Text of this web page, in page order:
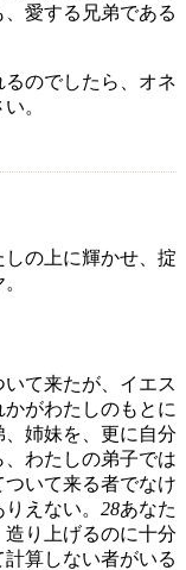
愛する兄弟である
のでしたら、オネ
。
の上に輝かせ、掟
て来たが、イエス
かがわたしのもとに
姉妹を、更に自分
わたしの弟子では
いて来る者でなけ
えない。 28あなた
り上げるのに十分
算しない者がいる